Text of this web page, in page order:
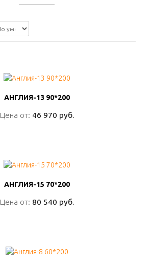
АНГЛИЯ-13 90*200
Цена от: 46 970 руб.
АНГЛИЯ-13 90*200
Цена от: 46 970 руб.
АНГЛИЯ-15 70*200
Цена от: 80 540 руб.
АНГЛИЯ-15 70*200
Цена от: 80 540 руб.